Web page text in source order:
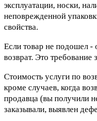
эксплуатации, носки,
неповрежденной
свойства.
Если товар не подошел -
возврат. Это
Стоимость услуги по
кроме случаев, когда
продавца (вы получили
заказывали, выявлен